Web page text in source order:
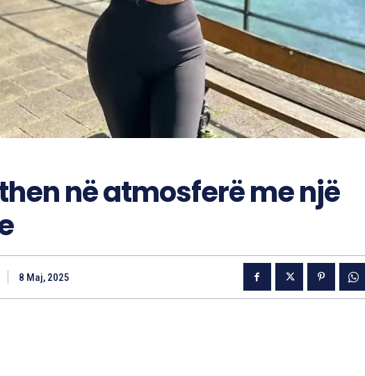
në atmosferë me një
8 Maj, 2025